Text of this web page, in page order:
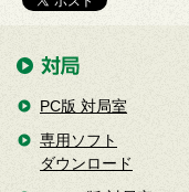
PC版 対局室
専用ソフト
ダウンロード